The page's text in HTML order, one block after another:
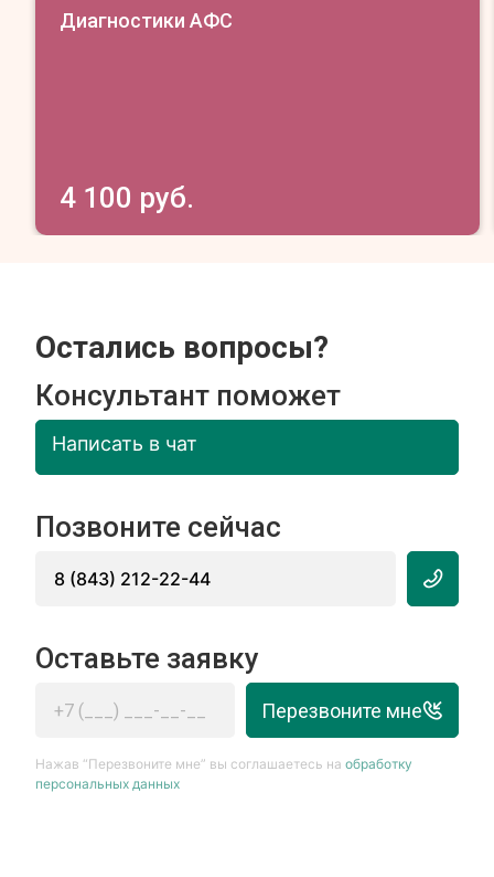
Диагностики АФС
4 100 руб.
Остались вопросы?
Консультант поможет
Написать в чат
Позвоните сейчас
8 (843) 212-22-44
Оставьте заявку
Перезвоните мне
Нажав “Перезвоните мне” вы соглашаетесь наобработку
персональных данных